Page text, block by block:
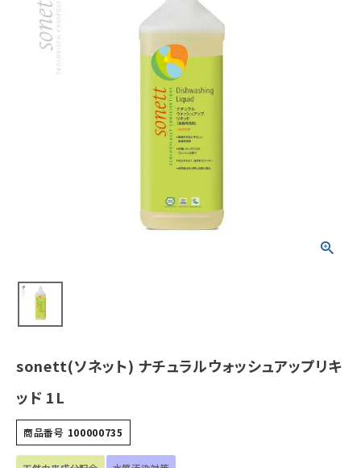
sonett(ソネッ
ト) ナチュラル
美容・コスメ・香水
フェムケア
sonett(ソネット) ナチュラルウォッシュアップリキ
ッド 1L
商品番号 100000735